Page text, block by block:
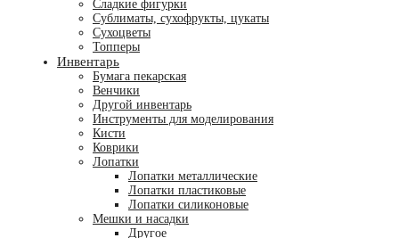
Сладкие фигурки
Сублиматы, сухофрукты, цукаты
Сухоцветы
Топперы
Инвентарь
Бумага пекарская
Венчики
Другой инвентарь
Инструменты для моделирования
Кисти
Коврики
Лопатки
Лопатки металлические
Лопатки пластиковые
Лопатки силиконовые
Мешки и насадки
Другое